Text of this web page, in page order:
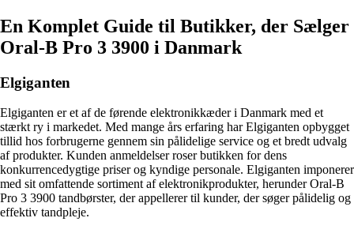
En Komplet Guide til Butikker, der Sælger
Oral-B Pro 3 3900 i Danmark
Elgiganten
Elgiganten er et af de førende elektronikkæder i Danmark med et
stærkt ry i markedet. Med mange års erfaring har Elgiganten opbygget
tillid hos forbrugerne gennem sin pålidelige service og et bredt udvalg
af produkter. Kunden anmeldelser roser butikken for dens
konkurrencedygtige priser og kyndige personale. Elgiganten imponerer
med sit omfattende sortiment af elektronikprodukter, herunder Oral-B
Pro 3 3900 tandbørster, der appellerer til kunder, der søger pålidelig og
effektiv tandpleje.